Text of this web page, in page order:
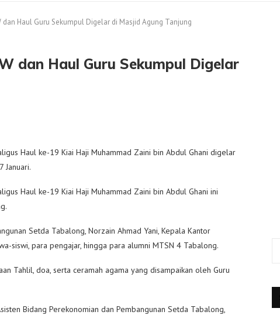
dan Haul Guru Sekumpul Digelar di Masjid Agung Tanjung
dan Haul Guru Sekumpul Digelar
Haul ke-19 Kiai Haji Muhammad Zaini bin Abdul Ghani digelar
Januari.
Haul ke-19 Kiai Haji Muhammad Zaini bin Abdul Ghani ini
Setda Tabalong, Norzain Ahmad Yani, Kepala Kantor
siswi, para pengajar, hingga para alumni MTSN 4 Tabalong.
Tahlil, doa, serta ceramah agama yang disampaikan oleh Guru
Bidang Perekonomian dan Pembangunan Setda Tabalong,